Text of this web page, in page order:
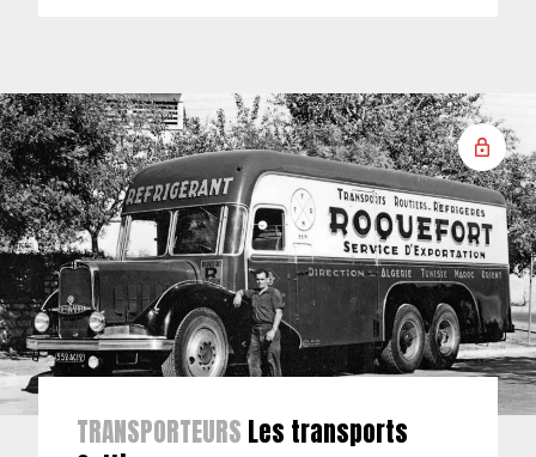
TRANSPORTEURS Les transports